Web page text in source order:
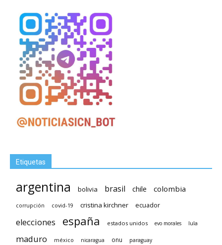
Etiquetas
argentina bolivia brasil chile colombia
corrupción covid-19 cristina kirchner ecuador
elecciones españa estados unidos evo morales lula
maduro méxico nicaragua onu paraguay